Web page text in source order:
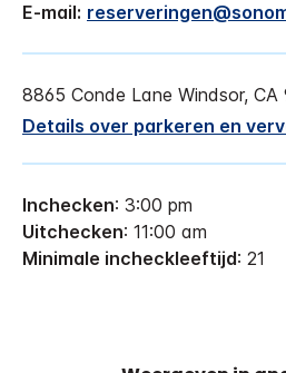
E-mail:
8865 Conde Lane Windsor, CA
Details over parkeren en
Inchecken: 3:00 pm
Uitchecken: 11:00 am
Minimale incheckleeftijd: 21